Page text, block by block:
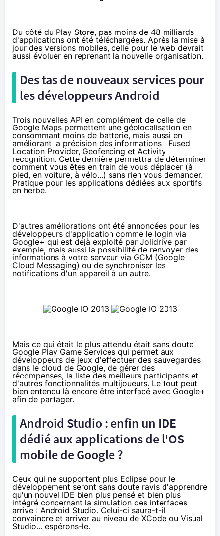
Du côté du Play Store, pas moins de 48 milliards
d'applications ont été téléchargées. Après la mise à
jour des versions mobiles, celle pour le web devrait
aussi évoluer en reprenant la nouvelle organisation.
Des tas de nouveaux services pour
les développeurs Android
Trois nouvelles API en complément de celle de
Google Maps permettent une géolocalisation en
consommant moins de batterie, mais aussi en
améliorant la précision des informations : Fused
Location Provider, Geofencing et Activity
recognition. Cette dernière permettra de déterminer
comment vous êtes en train de vous déplacer (à
pied, en voiture, à vélo...) sans rien vous demander.
Pratique pour les applications dédiées aux sportifs
en herbe.
D'autres améliorations ont été annoncées pour les
développeurs d'application comme le login via
Google+ qui est déjà exploité par Jolidrive par
exemple, mais aussi la possibilité de renvoyer des
informations à votre serveur via GCM (Google
Cloud Messaging) ou de synchroniser les
notifications d'un appareil à un autre.
Mais ce qui était le plus attendu était sans doute
Google Play Game Services qui permet aux
développeurs de jeux d'effectuer des sauvegardes
dans le cloud de Google, de gérer des
récompenses, la liste des meilleurs participants et
d'autres fonctionnalités multijoueurs. Le tout peut
bien entendu là encore être interfacé avec Google+
afin de partager.
Android Studio : enfin un IDE
dédié aux applications de l'OS
mobile de Google ?
Ceux qui ne supportent plus Eclipse pour le
développement seront sans doute ravis d'apprendre
qu'un nouvel IDE bien plus pensé et bien plus
intégré concernant la simulation des interfaces
arrive : Android Studio. Celui-ci saura-t-il
convaincre et arriver au niveau de XCode ou Visual
Studio... espérons-le.